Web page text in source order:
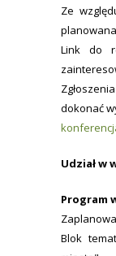
Ze
Link do
dokonać
Udział w
Program
Blok